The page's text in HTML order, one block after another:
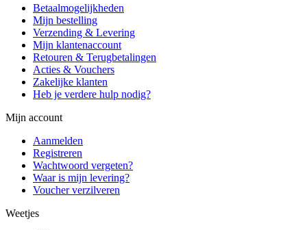
Betaalmogelijkheden
Mijn bestelling
Verzending & Levering
Mijn klantenaccount
Retouren & Terugbetalingen
Acties & Vouchers
Zakelijke klanten
Heb je verdere hulp nodig?
Mijn account
Aanmelden
Registreren
Wachtwoord vergeten?
Waar is mijn levering?
Voucher verzilveren
Weetjes